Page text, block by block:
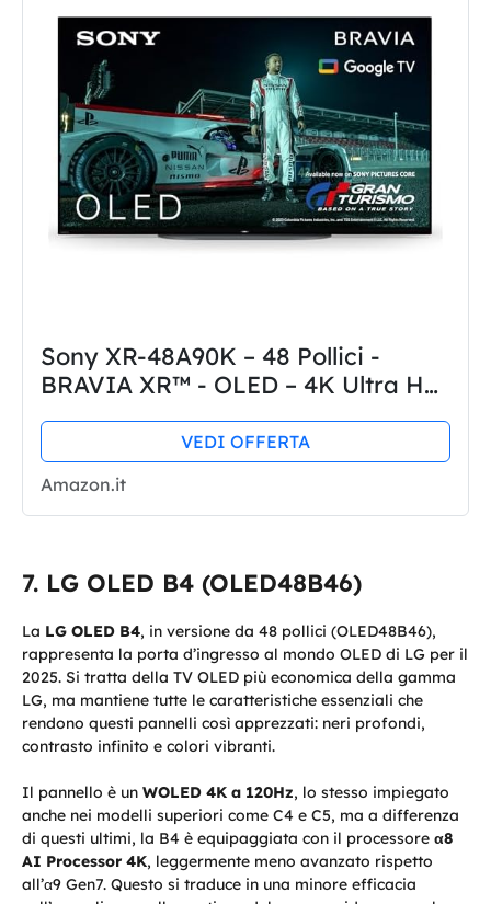
Sony XR-48A90K – 48 Pollici -
BRAVIA XR™ - OLED – 4K Ultra HD
Smart TV (Google TV) - Modello
2022
VEDI OFFERTA
Amazon.it
LG OLED B4 (OLED48B46)
La LG OLED B4, in versione da 48 pollici (OLED48B46),
rappresenta la porta d’ingresso al mondo OLED di LG per il
2025. Si tratta della TV OLED più economica della gamma
LG, ma mantiene tutte le caratteristiche essenziali che
rendono questi pannelli così apprezzati: neri profondi,
contrasto infinito e colori vibranti.
Il pannello è un WOLED 4K a 120Hz, lo stesso impiegato
anche nei modelli superiori come C4 e C5, ma a differenza
di questi ultimi, la B4 è equipaggiata con il processore α8
AI Processor 4K, leggermente meno avanzato rispetto
all’α9 Gen7. Questo si traduce in una minore efficacia